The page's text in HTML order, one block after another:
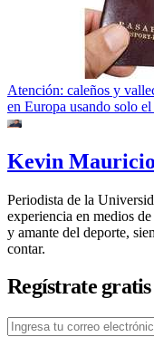
Atención: caleños y
en Europa usando solo el
Kevin
Periodista de la
experiencia en medios
y amante del deporte,
contar.
Regístrate